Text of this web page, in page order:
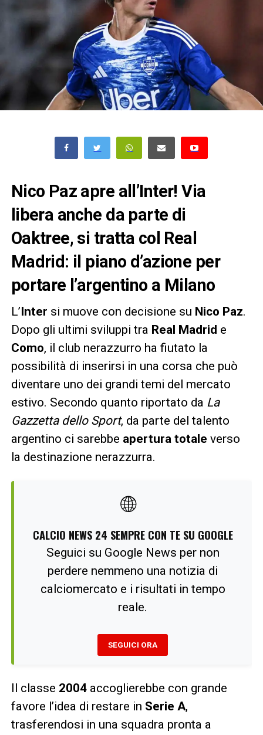
Nico Paz apre all’Inter! Via
libera anche da parte di
Oaktree, si tratta col Real
Madrid: il piano d’azione per
portare l’argentino a Milano
L’ Inter si muove con decisione su Nico Paz.
Dopo gli ultimi sviluppi tra Real Madrid e
Como, il club nerazzurro ha fiutato la
possibilità di inserirsi in una corsa che può
diventare uno dei grandi temi del mercato
estivo. Secondo quanto riportato da La
Gazzetta dello Sport, da parte del talento
argentino ci sarebbe apertura totale verso
la destinazione nerazzurra.
🌐
CALCIO NEWS 24 SEMPRE CON TE SU GOOGLE
Seguici su Google News per non
perdere nemmeno una notizia di
calciomercato e i risultati in tempo
reale.
SEGUICI ORA
Il classe 2004accoglierebbe con grande
favore l’idea di restare in Serie A,
trasferendosi in una squadra pronta a